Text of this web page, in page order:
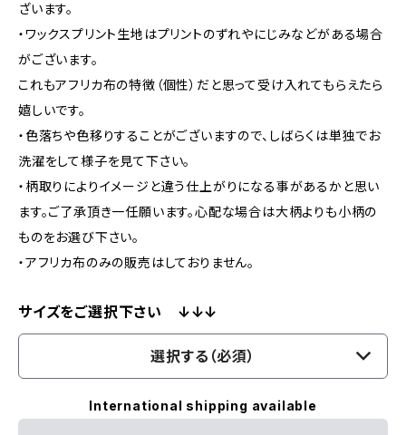
ざいます。
・ワックスプリント生地はプリントのずれやにじみなどがある場合
がございます。
これもアフリカ布の特徴（個性）だと思って受け入れてもらえたら
嬉しいです。
・色落ちや色移りすることがございますので、しばらくは単独でお
洗濯をして様子を見て下さい。
・柄取りによりイメージと違う仕上がりになる事があるかと思い
ます。ご了承頂き一任願います。心配な場合は大柄よりも小柄の
ものをお選び下さい。
・アフリカ布のみの販売はしておりません。
サイズをご選択下さい ↓↓↓
選択する（必須）
International shipping available